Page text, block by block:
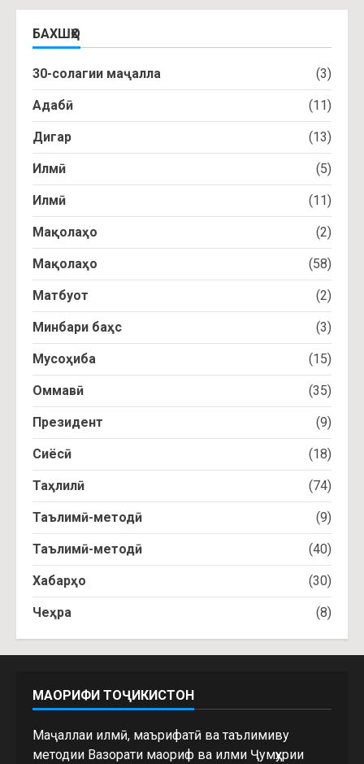
БАХШҲО
30-солагии маҷалла (3)
Адабӣ (11)
Дигар (13)
Илмӣ (5)
Илмӣ (11)
Мақолаҳо (2)
Мақолаҳо (58)
Матбуот (2)
Минбари баҳс (3)
Мусоҳиба (15)
Оммавӣ (35)
Президент (9)
Сиёсӣ (18)
Таҳлилӣ (74)
Таълимӣ-методӣ (9)
Таълимӣ-методӣ (40)
Хабарҳо (30)
Чеҳра (8)
МАОРИФИ ТОҶИКИСТОН
Маҷаллаи илмӣ, маърифатӣ ва таълимиву
методии Вазорати маориф ва илми Ҷумҳурии